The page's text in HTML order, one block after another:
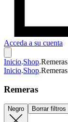
Acceda a su cuenta
Inicio.Shop.Remeras
Inicio.Shop.Remeras
Remeras
Negro Borrar filtros